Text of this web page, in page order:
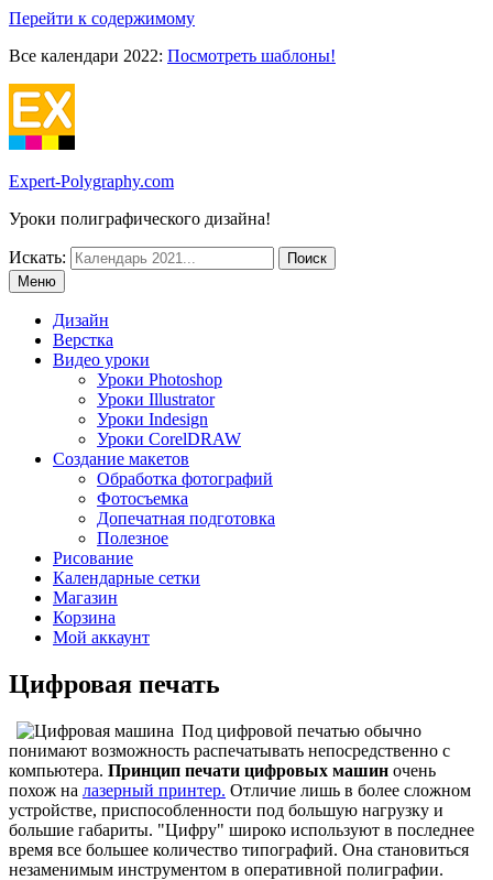
Перейти к содержимому
Все календари 2022: Посмотреть шаблоны!
Expert-Polygraphy.com
Уроки полиграфического дизайна!
Искать:
Меню
Дизайн
Верстка
Видео уроки
Уроки Photoshop
Уроки Illustrator
Уроки Indesign
Уроки CorelDRAW
Создание макетов
Обработка фотографий
Фотосъемка
Допечатная подготовка
Полезное
Рисование
Календарные сетки
Магазин
Корзина
Мой аккаунт
Цифровая печать
Под цифровой печатью обычно
понимают возможность распечатывать непосредственно с
компьютера. Принцип печати цифровых машин очень
похож на лазерный принтер. Отличие лишь в более сложном
устройстве, приспособленности под большую нагрузку и
большие габариты. "Цифру" широко используют в последнее
время все большее количество типографий. Она становиться
незаменимым инструментом в оперативной полиграфии.